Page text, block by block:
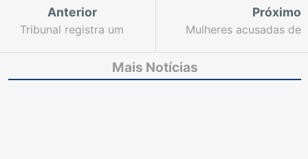
Anterior
Tribunal registra um
agravo e uma petição
durante plantão
Próximo
Mulheres acusadas de
a mais de 10 anos de
prisão
Mais Notícias